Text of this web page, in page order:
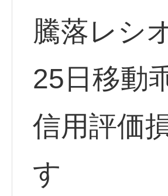
騰落レシ
25日移動
信用評価
す